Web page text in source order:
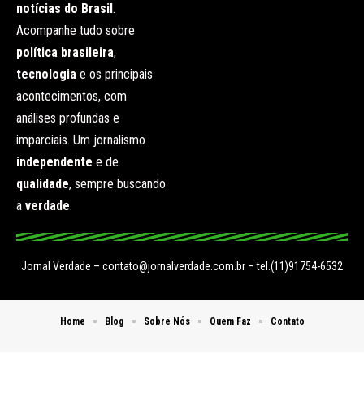
notícias do Brasil .
Acompanhe tudo sobre
política brasileira,
tecnologia e os principais
acontecimentos, com
análises profundas e
imparciais. Um jornalismo
independente e de
qualidade, sempre buscando
a verdade.
Jornal Verdade – contato@jornalverdade.com.br – tel.(11)91754-6532
Home Blog Sobre Nós Quem Faz Contato